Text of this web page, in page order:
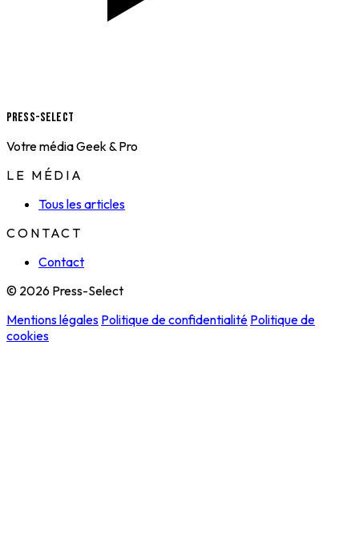
Press-Select
Votre média Geek & Pro
LE MÉDIA
Tous les articles
CONTACT
Contact
© 2026 Press-Select
Mentions légales Politique de confidentialité Politique de
cookies